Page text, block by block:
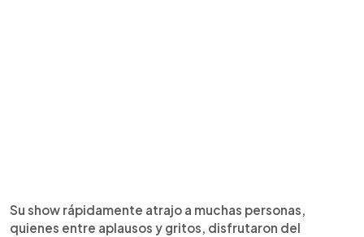
Su show rápidamente atrajo a muchas personas,
quienes entre aplausos y gritos, disfrutaron del